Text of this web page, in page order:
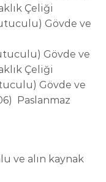
Çeliği
Gövde ve
Gövde ve
Çeliği
Gövde ve
Paslanmaz
ve alın kaynak